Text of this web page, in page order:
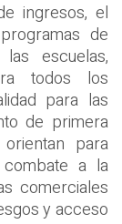
ingresos, el
de
escuelas,
todos los
para las
de primera
para
a la
comerciales
y acceso